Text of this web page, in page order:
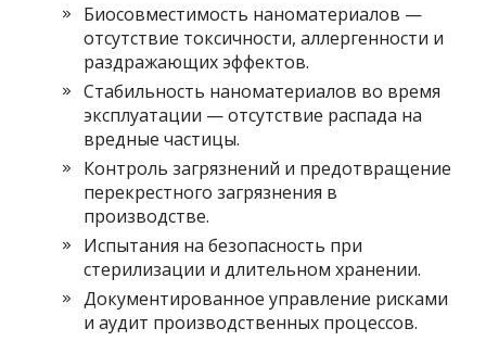
Биосовместимость наноматериалов —
отсутствие токсичности, аллергенности и
раздражающих эффектов.
Стабильность наноматериалов во время
эксплуатации — отсутствие распада на
вредные частицы.
Контроль загрязнений и предотвращение
перекрестного загрязнения в
производстве.
Испытания на безопасность при
стерилизации и длительном хранении.
Документированное управление рисками
и аудит производственных процессов.